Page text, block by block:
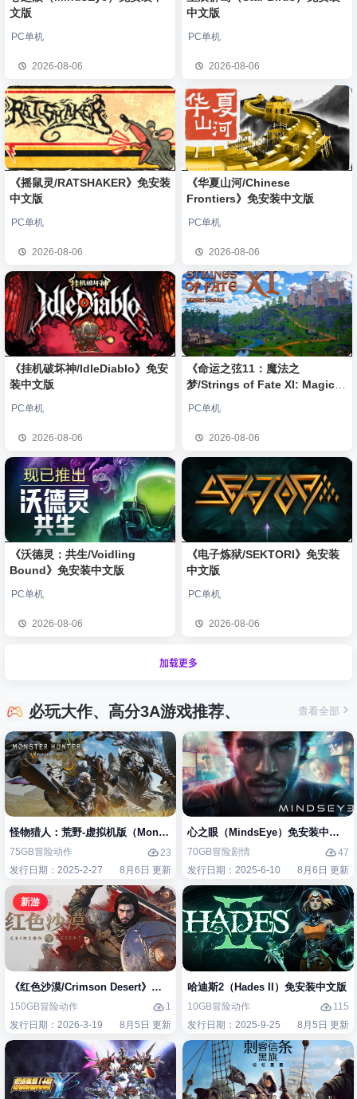
文版
PC单机
2026-08-06
中文版
PC单机
2026-08-06
《摇鼠灵/RATSHAKER》免安装
中文版
PC单机
2026-08-06
《华夏山河/Chinese
Frontiers》免安装中文版
PC单机
2026-08-06
《挂机破坏神/IdleDiablo》免安
装中文版
PC单机
2026-08-06
《命运之弦11：魔法之
梦/Strings of Fate XI: Magic
PC单机
2026-08-06
《沃德灵：共生/Voidling
Bound》免安装中文版
PC单机
2026-08-06
《电子炼狱/SEKTORI》免安装
中文版
PC单机
2026-08-06
加载更多
必玩大作、高分3A游戏推荐、 查看全部
怪物猎人：荒野-虚拟机版（Monster Hunter Wilds HYPERVISOR）免安
75GB冒险动作
23
发行日期：2025-2-27
8月6日 更新
心之眼（MindsEye）免安装中文版
70GB冒险剧情
47
发行日期：2025-6-10
8月6日 更新
新游
《红色沙漠/Crimson Desert》免安装中文版
150GB冒险动作
1
发行日期：2026-3-19
8月5日 更新
哈迪斯2（Hades II）免安装中文版
10GB冒险动作
115
发行日期：2025-9-25
8月5日 更新